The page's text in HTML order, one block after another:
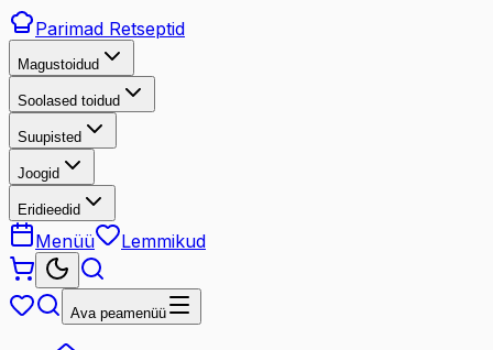
Parimad Retseptid
Magustoidud
Soolased toidud
Suupisted
Joogid
Eridieedid
Menüü Lemmikud
Ava peamenüü